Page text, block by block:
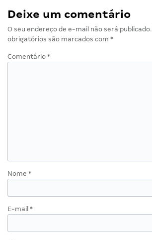
Deixe um comentário
O seu endereço de e-mail não será publicado.
obrigatórios são marcados com *
Comentário *
Nome *
E-mail *